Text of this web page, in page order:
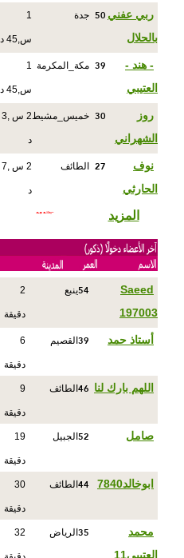
ربي عفني
بالحلال
50 جدة 1
س,45 د
- هند -
العتيبي
39 مكة_المكرمة 1
س,45 د
روز
الشهراني
30 خميس_مشيط 2 س ,3
د
نوف
الحارثي
27 الطائف 2 س ,7
د
المزيد
Saeed
197003
54ينبع 2
دقيقة
أستاذ حمد 39 القصيم 6
دقيقة
اللهم بارك لنا 46 الطائف 9
دقيقة
صامل 52 الجبيل 19
دقيقة
ابوخالد7840 44 الطائف 30
دقيقة
محمد
العتيبي11
35 الرياض 32